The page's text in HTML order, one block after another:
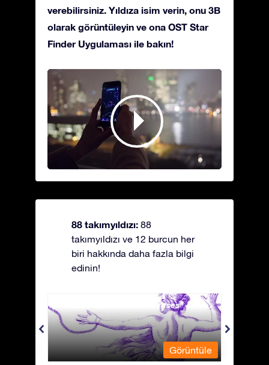
verebilirsiniz. Yıldıza isim verin, onu 3B
olarak görüntüleyin ve ona OST Star
Finder Uygulaması ile bakın!
88 takımyıldızı: 88
takımyıldızı ve 12 burcun her
biri hakkında daha fazla bilgi
edinin!
Andromeda - Zincirli Prenses
Görüntüle